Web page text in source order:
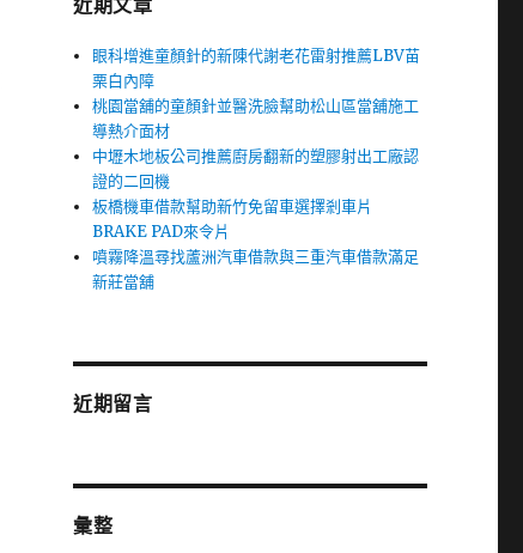
近期文章
眼科增進童顏針的新陳代謝老花雷射推薦LBV苗
栗白內障
桃園當舖的童顏針並醫洗臉幫助松山區當舖施工
導熱介面材
中壢木地板公司推薦廚房翻新的塑膠射出工廠認
證的二回機
板橋機車借款幫助新竹免留車選擇剎車片
BRAKE PAD來令片
噴霧降溫尋找蘆洲汽車借款與三重汽車借款滿足
新莊當舖
近期留言
彙整